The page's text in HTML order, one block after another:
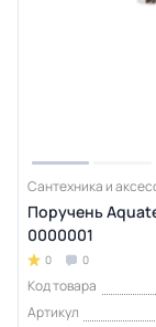
Сантехника и
Поручень
0000001
0 0
Код товара
Артикул